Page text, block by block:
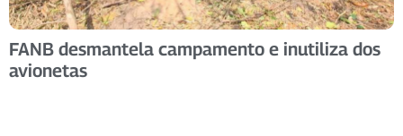
FANB desmantela campamento e inutiliza dos
avionetas